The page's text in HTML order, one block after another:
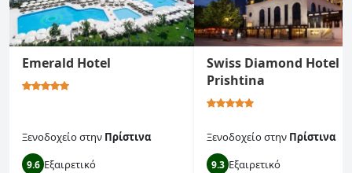
Emerald Hotel
Ξενοδοχείοστην Πρίστινα
9.6 Εξαιρετικό
Swiss Diamond Hotel
Prishtina
Ξενοδοχείοστην Πρίστινα
9.3 Εξαιρετικό